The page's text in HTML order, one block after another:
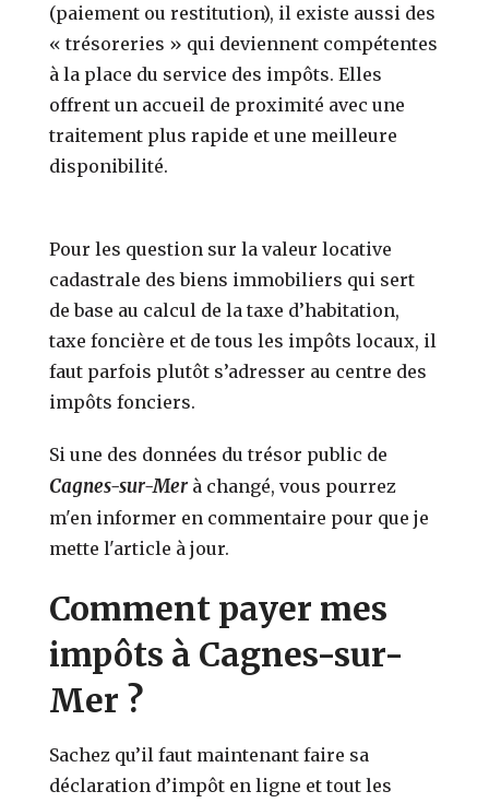
(paiement ou restitution), il existe aussi des
« trésoreries » qui deviennent compétentes
à la place du service des impôts. Elles
offrent un accueil de proximité avec une
traitement plus rapide et une meilleure
disponibilité.
Pour les question sur la valeur locative
cadastrale des biens immobiliers qui sert
de base au calcul de la taxe d’habitation,
taxe foncière et de tous les impôts locaux, il
faut parfois plutôt s’adresser au centre des
impôts fonciers.
Si une des données du trésor public de
Cagnes-sur-Mer à changé, vous pourrez
m'en informer en commentaire pour que je
mette l'article à jour.
Comment payer mes
impôts à Cagnes-sur-
Mer ?
Sachez qu’il faut maintenant faire sa
déclaration d’impôt en ligne et tout les